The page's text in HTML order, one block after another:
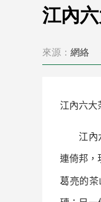
江內
來源： 網絡
江內六大
江內
連倚邦
葛亮的